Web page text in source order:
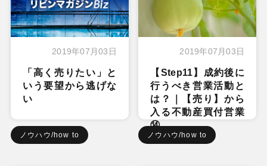
2019年07月03日
「高く売りたい」と
いう要望から逃げな
い
ノウハウ/how to
2019年07月03日
【Step11】成約後に
行うべき営業活動と
は？｜【売り】から
入る不動産買付営業
⑭
ノウハウ/how to